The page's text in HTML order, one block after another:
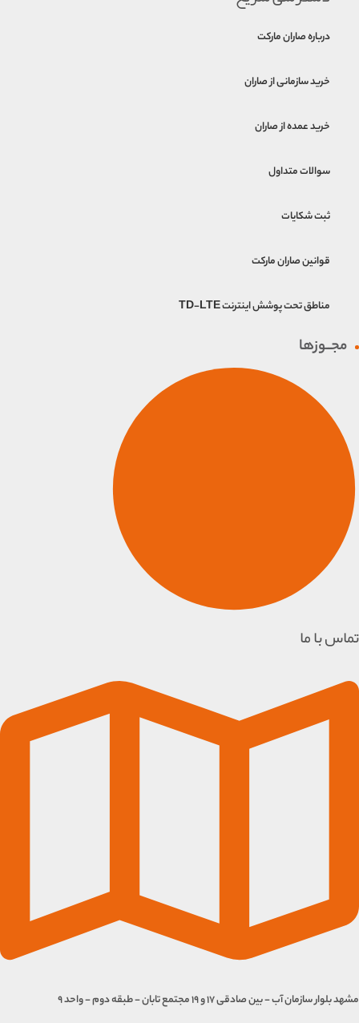
درباره صاران مارکت
خرید سازمانی از صاران
خرید عمده از صاران
سوالات متداول
ثبت شکایات
قوانین صاران مارکت
مناطق تحت پوشش اینترنت TD-LTE
مجــوزها
تماس با ما
مشهد بلوار سازمان آب - بین صادقی 17 و 19 مجتمع تابان - طبقه دوم - واحد 9